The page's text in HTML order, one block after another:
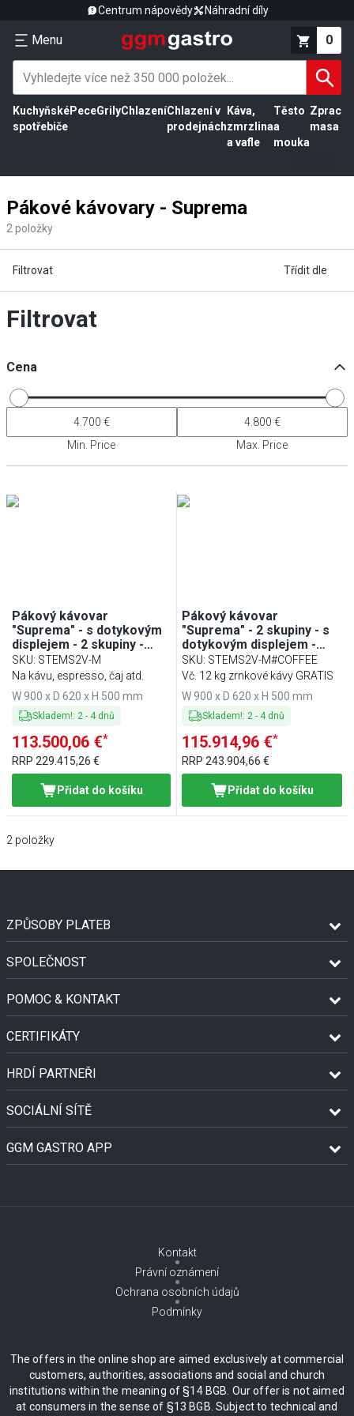
Centrum nápovědy Náhradní díly
Menu 0
Kuchyňské
spotřebiče
PeceGrilyChlazeníChlazení v
prodejnách
Káva,
zmrzlina
a vafle
Těsto
a
mouka
masa
Pákové kávovary - Suprema
2 položky
Filtrovat Třídit dle
Filtrovat
Cena
Min. Price Max. Price
Pákový kávovar
"Suprema" - s dotykovým
displejem - 2 skupiny -
oddělená regulace teploty
- vč. systému preinfuze
SKU: STEMS2V-M
Na kávu, espresso, čaj atd.
W 900 x D 620 x H 500 mm
Skladem!: 2- 4 dnů
113.500,06 €*
RRP 229.415,26 €
Přidat do košíku
Pákový kávovar
"Suprema" - 2 skupiny - s
dotykovým displejem -
nezávislá regulace teploty
- vč. systému preinfuze &
2 parní trysky
SKU: STEMS2V-M#COFFEE
Vč. 12 kg zrnkové kávy GRATIS
W 900 x D 620 x H 500 mm
Skladem!: 2 - 4 dnů
115.914,96 €*
RRP243.904,66 €
Přidat do košíku
2 položky
ZPŮSOBY PLATEB
SPOLEČNOST
POMOC & KONTAKT
CERTIFIKÁTY
HRDÍ PARTNEŘI
SOCIÁLNÍ SÍTĚ
GGM GASTRO APP
Kontakt
Právní oznámení
Ochrana osobních údajů
Podmínky
The offers in the online shop are aimed exclusively at commercial
customers, authorities, associations and social and church
institutions within the meaning of §14 BGB. Our offer is not aimed
at consumers in the sense of §13 BGB. Subject to technical and